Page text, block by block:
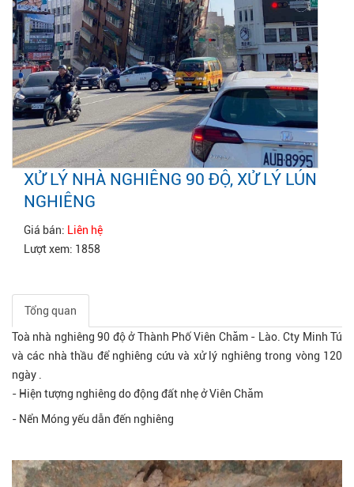
XỬ LÝ NHÀ NGHIÊNG 90 ĐỘ, XỬ LÝ LÚN
NGHIÊNG
Giá bán: Liên hệ
Lượt xem: 1858
Tổng quan
Toà nhà nghiêng 90 độ ở Thành Phố Viên Chăm - Lào. Cty Minh Tú
và các nhà thầu để nghiêng cứu và xử lý nghiêng trong vòng 120
ngày .
- Hiện tượng nghiêng do động đất nhẹ ở Viên Chăm
- Nển Móng yếu dẫn đến nghiêng